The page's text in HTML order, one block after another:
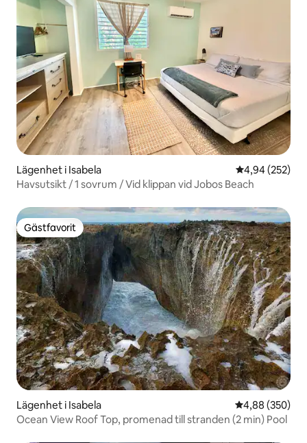
Lägenhet i Isabela 4,94 av 5 i
4,94 (252)
Havsutsikt / 1 sovrum / Vid klippan vid Jobos Beach
Gästfavorit
Gästfavorit
Lägenhet i Isabela 4,88 av 5 i
4,88 (350)
Ocean View Roof Top, promenad till stranden (2 min) Pool